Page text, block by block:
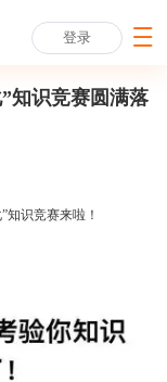
登录
知识竞赛圆满落
知识竞赛来啦！